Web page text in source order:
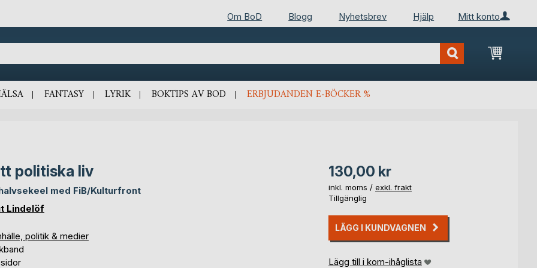
Mitt konto
Om BoD Blogg Nyhetsbrev Hjälp
Min
FANTASY LYRIK BOKTIPS AV BOD ERBJUDANDEN E-BÖCKER %
politiska liv
med FiB/Kulturfront
Lindelöf
politik & medier
130,00 kr
inkl. moms / exkl. frakt
Tillgänglig
LÄGG I KUNDVAGNEN
Lägg till i kom-ihåglista